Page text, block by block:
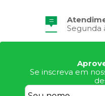
Segunda
Frete
Se inscreva em